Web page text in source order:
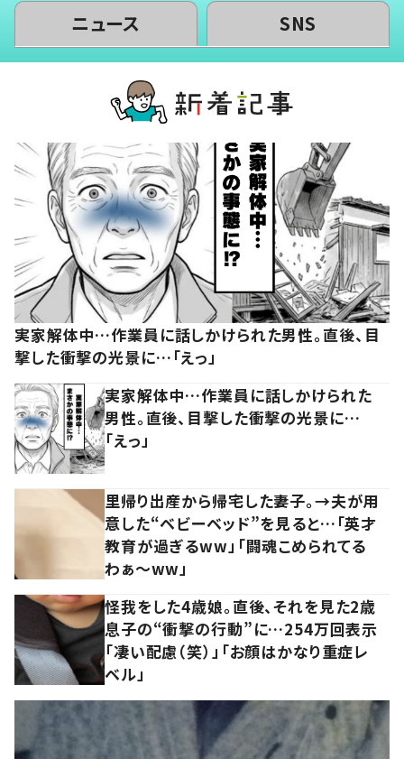
ニュース SNS
実家解体中…作業員に話しかけられた男性。直後、目
撃した衝撃の光景に…「えっ」
実家解体中…作業員に話しかけられた
男性。直後、目撃した衝撃の光景に…
「えっ」
里帰り出産から帰宅した妻子。→夫が用
意した“ベビーベッド”を見ると…「英才
教育が過ぎるww」「闘魂こめられてる
わぁ～ww」
怪我をした4歳娘。直後、それを見た2歳
息子の“衝撃の行動”に…254万回表示
「凄い配慮（笑）」「お顔はかなり重症レ
ベル」